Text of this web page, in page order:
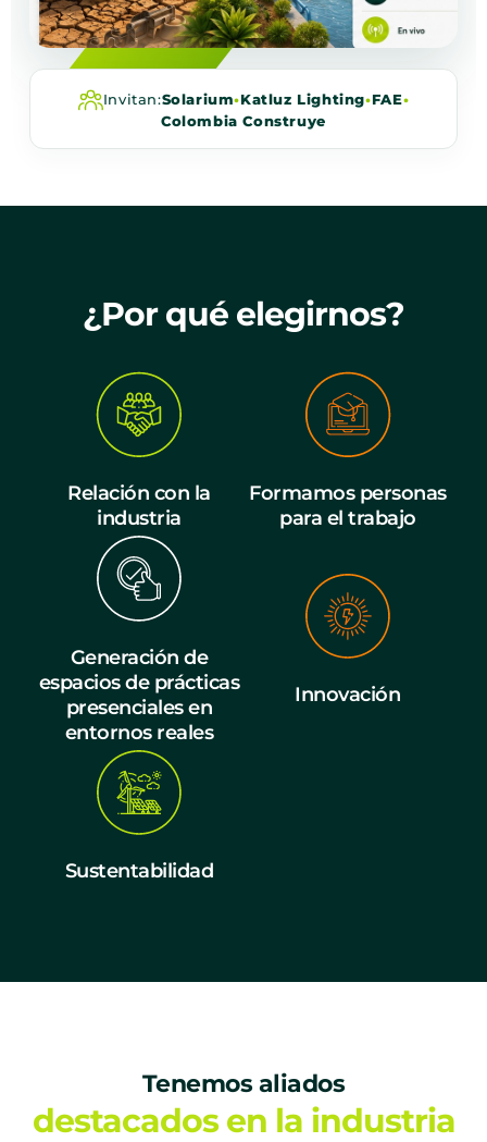
Invitan:Solarium•Katluz Lighting•FAE•
Colombia Construye
¿Por qué elegirnos?
Relación con la
industria
Formamos personas
para el trabajo
Generación de
espacios de prácticas
presenciales en
entornos reales
Innovación
Sustentabilidad
Tenemos aliados
destacados en la industria